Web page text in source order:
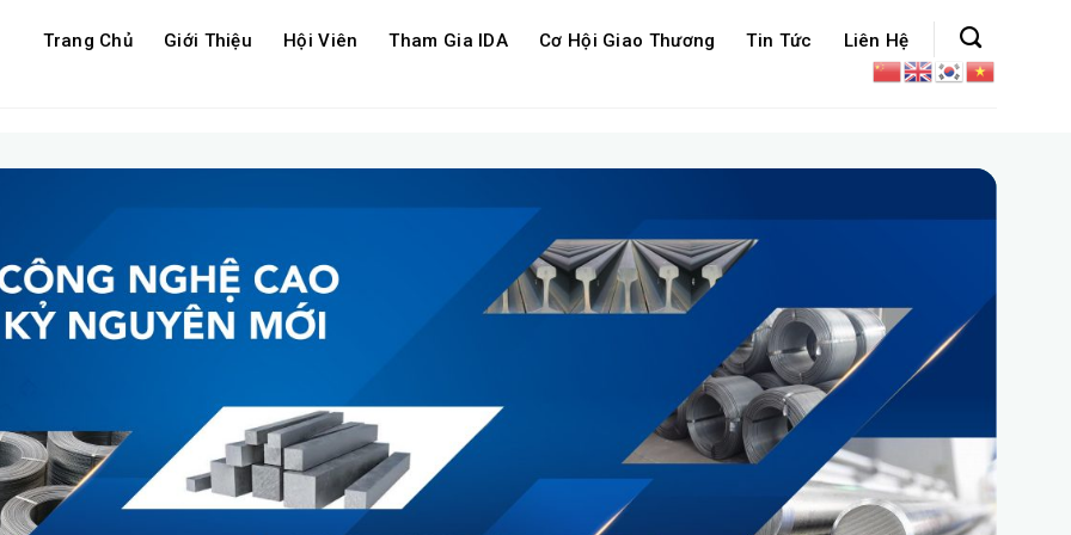
Trang Chủ Giới Thiệu Hội Viên Tham Gia IDA Cơ Hội Giao Thương Tin Tức Liên Hệ